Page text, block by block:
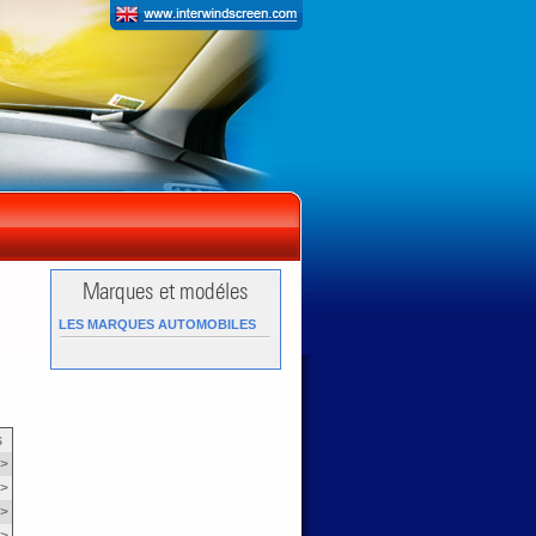
LES MARQUES AUTOMOBILES